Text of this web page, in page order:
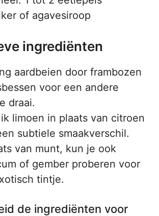
of agavesiroop
ingrediënten
aardbeien door frambozen
voor een andere
draai.
limoen in plaats van citroen
subtiele smaakverschil.
van munt, kun je ook
of gember proberen voor
tintje.
de ingrediënten voor